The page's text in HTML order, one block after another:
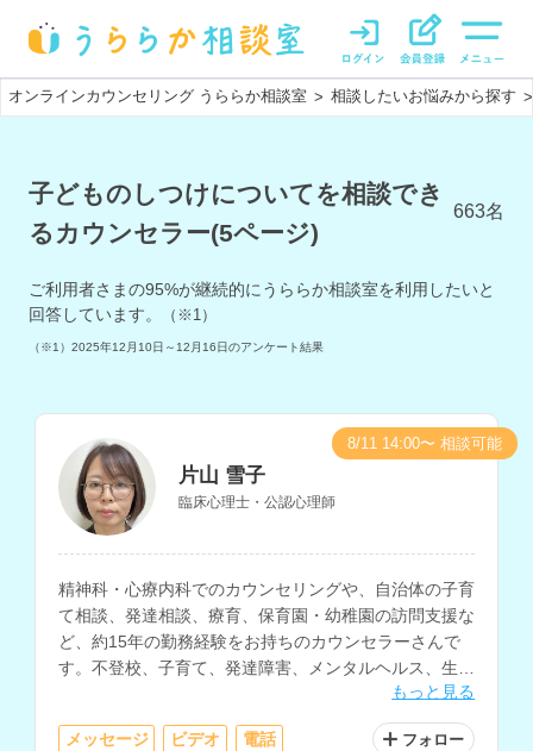
オンラインカウンセリング うららか相談室 > 相談したいお悩みから探す >
子どものしつけについてを相談でき
るカウンセラー(5ページ)
663名
ご利用者さまの95%が継続的にうららか相談室を利用したいと
回答しています。
（※1）
（※1） 2025年12月10日～12月16日のアンケート結果
片山 雪子
臨床心理士・公認心理師
精神科・心療内科でのカウンセリングや、自治体の子育
て相談、発達相談、療育、保育園・幼稚園の訪問支援な
ど、約15年の勤務経験をお持ちのカウンセラーさんで
す。不登校、子育て、発達障害、メンタルヘルス、生き
もっと見る
メッセージ ビデオ 電話 フォロー
8/11 14:00〜 相談可能